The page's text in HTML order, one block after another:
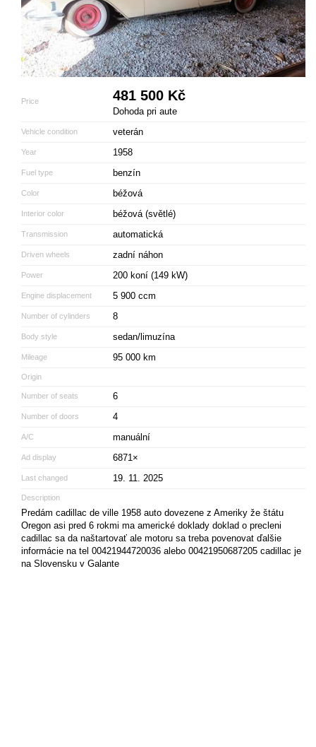
Price 481 500 Kč
Dohoda pri aute
Vehicle condition veterán
Year 1958
Fuel type benzín
Color béžová
Interior color béžová (světlé)
Transmission automatická
Driven wheels zadní náhon
Power 200 koní (149 kW)
Engine displacement 5 900 ccm
Number of cylinders 8
Body style sedan/limuzína
Mileage 95 000 km
Origin
Number of seats 6
Number of doors 4
A/C manuální
Ad display 6871×
Last changed 19. 11. 2025
Description
Predám cadillac de ville 1958 auto dovezene z Ameriky že štátu
Oregon asi pred 6 rokmi ma americké doklady doklad o precleni
cadillac sa da naštartovať ale motoru sa treba povenovat ďalšie
informácie na tel 00421944720036 alebo 00421950687205 cadillac je
na Slovensku v Galante